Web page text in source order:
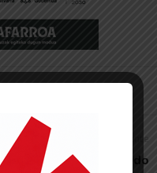
Artículo siguiente
“El rodillo de UPN ha sido